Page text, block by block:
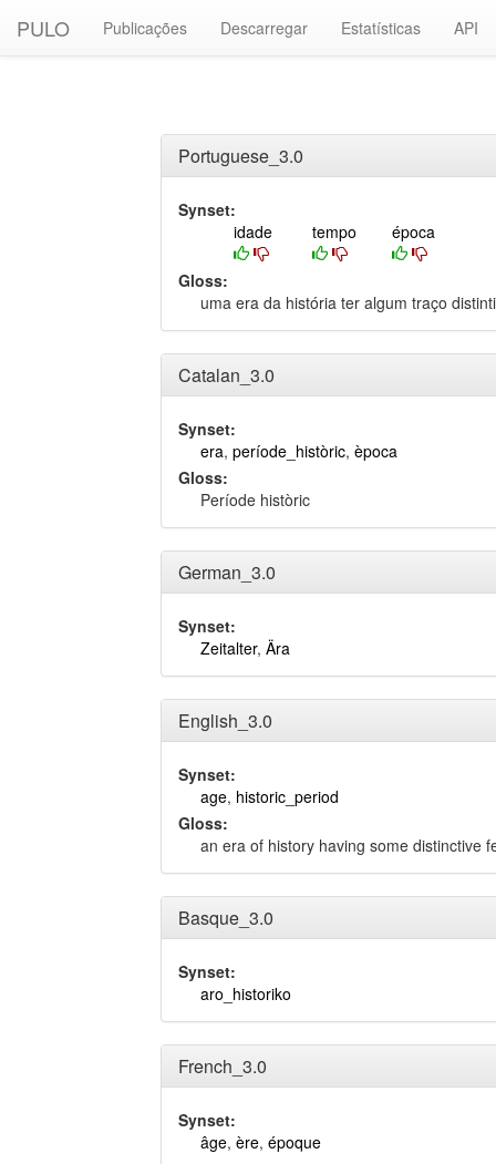
PULO Publicações Descarregar Estatísticas API
Portuguese_3.0
Synset:
idade
tempo época
Gloss:
uma era da história ter algum traço
Catalan_3.0
Synset:
era, període_històric, època
Gloss:
Període històric
German_3.0
Synset:
Zeitalter, Ära
English_3.0
Synset:
age, historic_period
Gloss:
an era of history having some distinctive
Basque_3.0
Synset:
aro_historiko
French_3.0
Synset:
âge, ère, époque